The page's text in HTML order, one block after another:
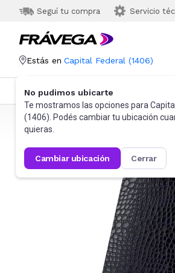
Seguí tu compra Servicio
Estás en Capital Federal (1406)
No pudimos ubicarte
Te mostramos las opciones para
(1406). Podés cambiar tu ubicación
quieras.
cambiar ubicación cerrar
Categorías Más Vendidos
Frávega Informática Accesorios de